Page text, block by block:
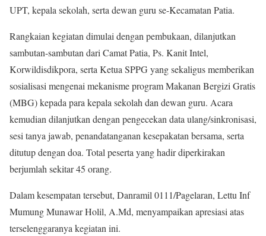
UPT, kepala sekolah, serta dewan guru se-Kecamatan Patia.
Rangkaian kegiatan dimulai dengan pembukaan, dilanjutkan
sambutan-sambutan dari Camat Patia, Ps. Kanit Intel,
Korwildisdikpora, serta Ketua SPPG yang sekaligus memberikan
sosialisasi mengenai mekanisme program Makanan Bergizi Gratis
(MBG) kepada para kepala sekolah dan dewan guru. Acara
kemudian dilanjutkan dengan pengecekan data ulang/sinkronisasi,
sesi tanya jawab, penandatanganan kesepakatan bersama, serta
ditutup dengan doa. Total peserta yang hadir diperkirakan
berjumlah sekitar 45 orang.
Dalam kesempatan tersebut, Danramil 0111/Pagelaran, Lettu Inf
Mumung Munawar Holil, A.Md, menyampaikan apresiasi atas
terselenggaranya kegiatan ini.